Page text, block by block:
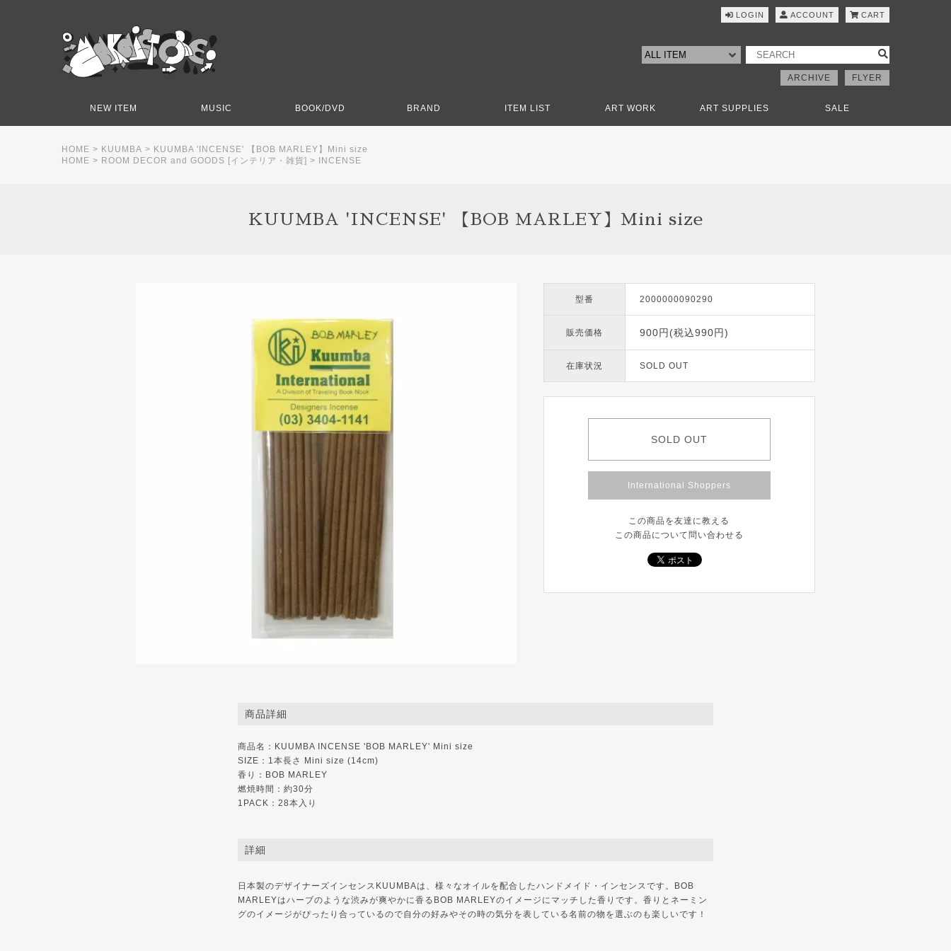
LOGIN ACCOUNT CART
ARCHIVE FLYER
NEW ITEM MUSIC BOOK/DVD BRAND ITEM LIST ART WORK ART SUPPLIES SALE
HOME > KUUMBA > KUUMBA 'INCENSE' 【BOB MARLEY】Mini size
HOME > ROOM DECOR and GOODS [インテリア・雑貨] > INCENSE
KUUMBA 'INCENSE' 【BOB MARLEY】Mini size
商品詳細
商品名：KUUMBA INCENSE 'BOB MARLEY' Mini size
SIZE：1本長さ Mini size (14cm)
香り：BOB MARLEY
燃焼時間：約30分
1PACK：28本入り
詳細
日本製のデザイナーズインセンスKUUMBAは、様々なオイルを配合したハンドメイド・インセンスです。BOB
MARLEYはハーブのような渋みが爽やかに香るBOB MARLEYのイメージにマッチした香りです。香りとネーミン
グのイメージがぴったり合っているので自分の好みやその時の気分を表している名前の物を選ぶのも楽しいです！
型番 2000000090290
販売価格 900円(税込990円)
在庫状況 SOLD OUT
SOLD OUT
International Shoppers
この商品を友達に教える
この商品について問い合わせる